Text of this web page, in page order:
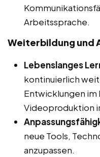
Arbeitssprache.
Weiterbildung und
Lebenslanges
kontinuierlich
Entwicklungen im
Videoproduktion
neue Tools,
anzupassen.